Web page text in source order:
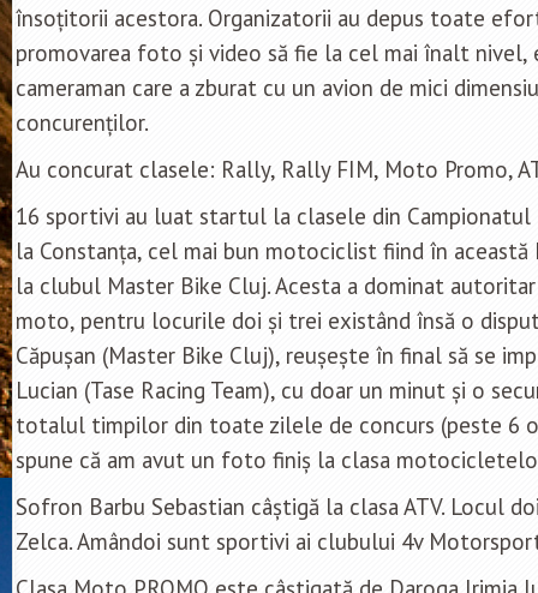
însoțitorii acestora. Organizatorii au depus toate
promovarea foto și video să fie la cel mai înalt nivel,
cameraman care a zburat cu un avion de mici
concurenților.
Au concurat clasele: Rally, Rally FIM, Moto Promo,
16 sportivi au luat startul la clasele din Campionatul
la Constanța, cel mai bun motociclist fiind în această
la clubul Master Bike Cluj. Acesta a dominat
moto, pentru locurile doi și trei existând însă o
Căpușan (Master Bike Cluj), reușește în final să se
Lucian (Tase Racing Team), cu doar un minut și o
totalul timpilor din toate zilele de concurs (peste 6
spune că am avut un foto finiș la clasa
Sofron Barbu Sebastian câștigă la clasa ATV. Locul
Zelca. Amândoi sunt sportivi ai clubului 4v